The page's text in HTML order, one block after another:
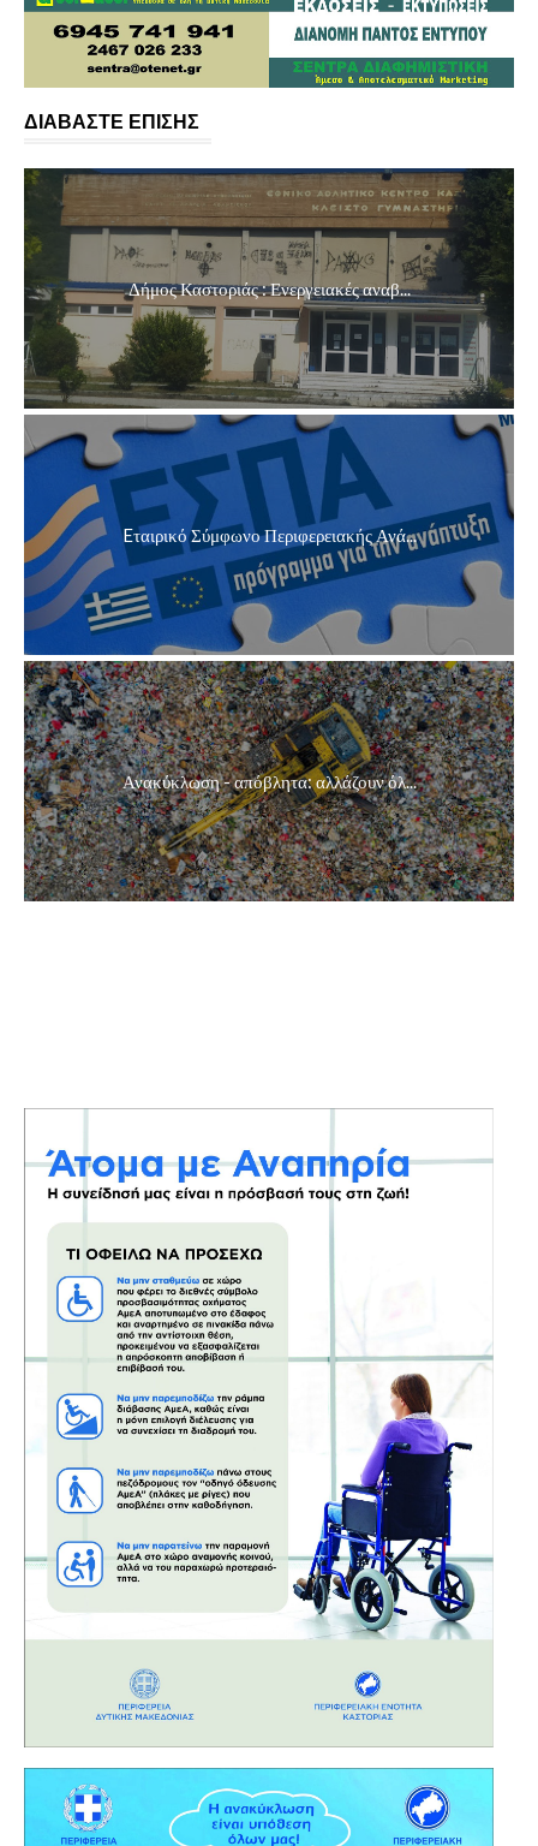
ΔΙΑΒΑΣΤΕ ΕΠΙΣΗΣ
Δήμος Καστοριάς : Ενεργειακές αναβ...
Eταιρικό Σύμφωνο Περιφερειακής Ανά...
Ανακύκλωση - απόβλητα: αλλάζουν όλ...